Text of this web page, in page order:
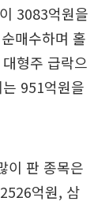
3083억원을
매수하며 홀
형주 급락으
951억원을
이 판 종목은
억원, 삼